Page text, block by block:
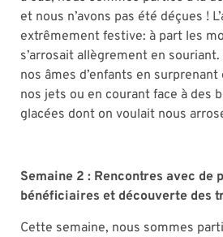
et nous n’avons pas été déçues !
extrêmement festive: à part les
s’arrosait allègrement en
nos âmes d’enfants en
nos jets ou en courant face à des
glacées dont on voulait nous
Semaine 2 : Rencontres avec de
bénéficiaires et découverte des
Cette semaine, nous sommes